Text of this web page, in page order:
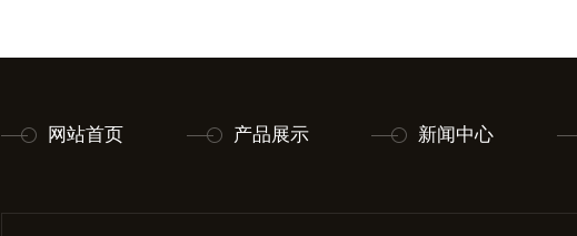
网站首页 产品展示 新闻中心